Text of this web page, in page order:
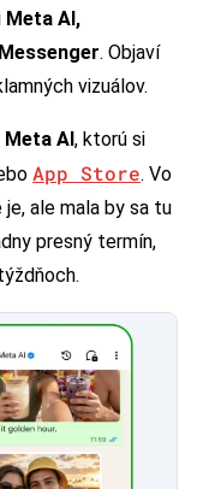
Meta AI,
. Objaví
vizuálov.
Meta AI, ktorú si
App Store. Vo
ale mala by sa tu
presný termín,